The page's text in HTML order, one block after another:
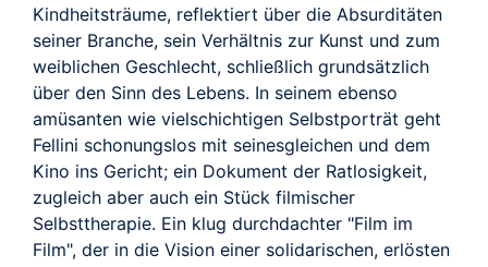
Kindheitsträume, reflektiert über die Absurditäten
seiner Branche, sein Verhältnis zur Kunst und zum
weiblichen Geschlecht, schließlich grundsätzlich
über den Sinn des Lebens. In seinem ebenso
amüsanten wie vielschichtigen Selbstporträt geht
Fellini schonungslos mit seinesgleichen und dem
Kino ins Gericht; ein Dokument der Ratlosigkeit,
zugleich aber auch ein Stück filmischer
Selbsttherapie. Ein klug durchdachter "Film im
Film", der in die Vision einer solidarischen, erlösten